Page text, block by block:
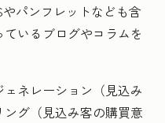
パンフレットなども含
いるブログやコラムを
ネレーション（見込み
グ（見込み客の購買意